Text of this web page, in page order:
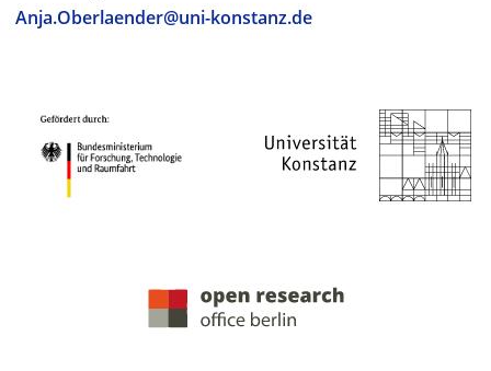
Anja.Oberlaender@uni-konstanz.de